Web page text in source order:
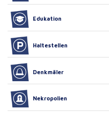
Edukation
Haltestellen
Denkmäler
Nekropolien